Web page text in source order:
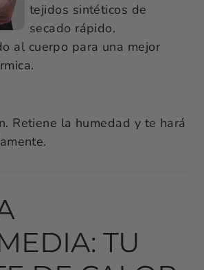
tejidos sintéticos de
secado rápido.
al cuerpo para una mejor
Retiene la humedad y te hará
TU